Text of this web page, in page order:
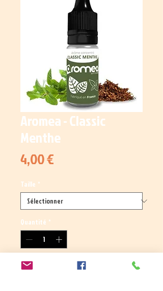
Aromea - Classic
Menthe
4,00 €Prix
Taille *
Quantité *
Ajouter au panier